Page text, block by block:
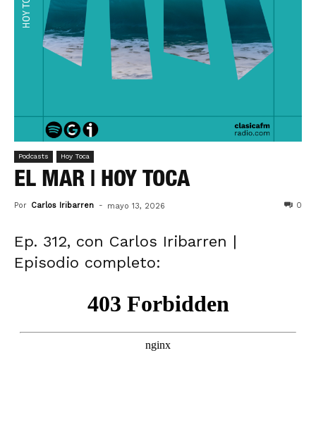
Podcasts Hoy Toca
EL MAR | HOY TOCA
Por Carlos Iribarren - mayo 13, 2026 0
Ep. 312, con Carlos Iribarren |
Episodio completo: